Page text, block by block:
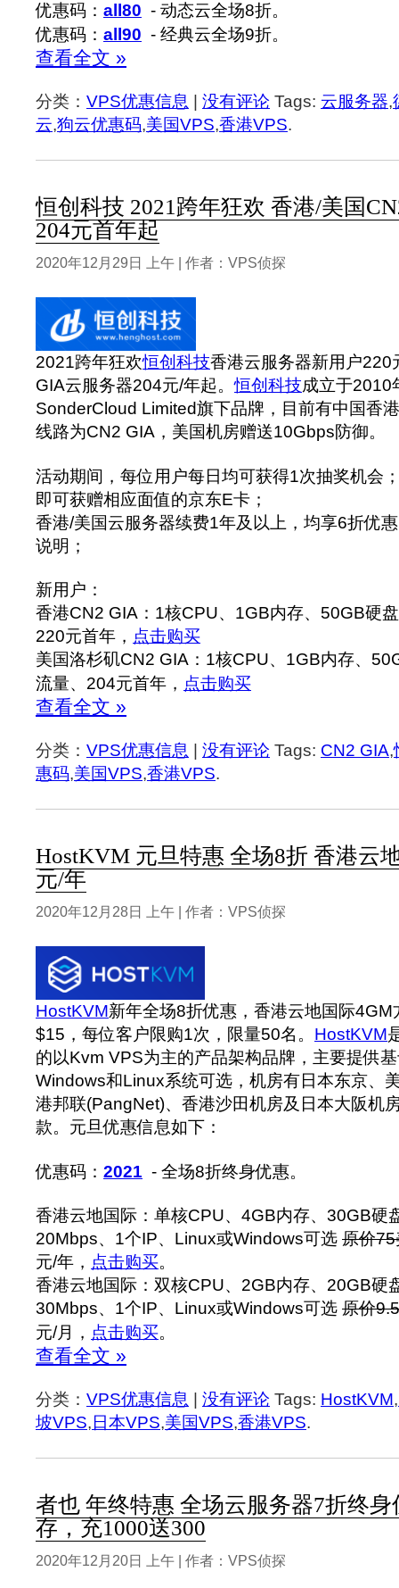
优惠码： all80 - 动态云全场8折。
优惠码： all90 - 经典云全场9折。
查看全文 »
分类： VPS优惠信息 没有评论 Tags: 云服务器,
云,狗云优惠码,美国VPS,香港VPS.
恒创科技 2021跨年狂欢 香港/美国
204元首年起
2020年12月29日 上午 | 作者：VPS侦探
2021跨年狂欢恒创科技香港云服务器新用户220
GIA云服务器204元/年起。恒创科技成立于2010
SonderCloud Limited旗下品牌，目前有中国香
线路为CN2 GIA，美国机房赠送10Gbps防御。
活动期间，每位用户每日均可获得1次抽奖机会
即可获赠相应面值的京东E卡；
香港/美国云服务器续费1年及以上，均享6折优
说明；
新用户：
香港CN2 GIA：1核CPU、1GB内存、50GB硬
220元首年， 点击购买
美国洛杉矶CN2 GIA：1核CPU、1GB内存、
流量、204元首年， 点击购买
查看全文 »
分类： VPS优惠信息 没有评论 Tags: CN2 GIA,
惠码,美国VPS,香港VPS.
HostKVM 元旦特惠 全场8折 香港云
元/年
2020年12月28日 上午 | 作者：VPS侦探
HostKVM新年全场8折优惠，香港云地国际4GM
$15，每位客户限购1次，限量50名。 HostKVM
的以Kvm VPS为主的产品架构品牌，主要提供
Windows和Linux系统可选，机房有日本东京、
港邦联(PangNet)、香港沙田机房及日本大阪机
款。‍元旦优惠信息如下：
优惠码： 2021 - 全场8折终身优惠。
香港云地国际：单核CPU、4GB内存、30GB硬
20Mbps、1个IP、Linux或Windows可选 原价
元/年， 点击购买。
香港云地国际：双核CPU、2GB内存、20GB硬
30Mbps、1个IP、Linux或Windows可选 原价
元/月， 点击购买。
查看全文 »
分类： VPS优惠信息 没有评论 Tags: HostKVM,
坡VPS, 日本VPS,美国VPS,香港VPS.
者也 年终特惠 全场云服务器7折终
存，充1000送300
2020年12月20日 上午 | 作者：VPS侦探